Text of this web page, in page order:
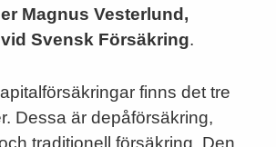
Magnus Vesterlund,
Svensk Försäkring.
finns det tre
Dessa är depåförsäkring,